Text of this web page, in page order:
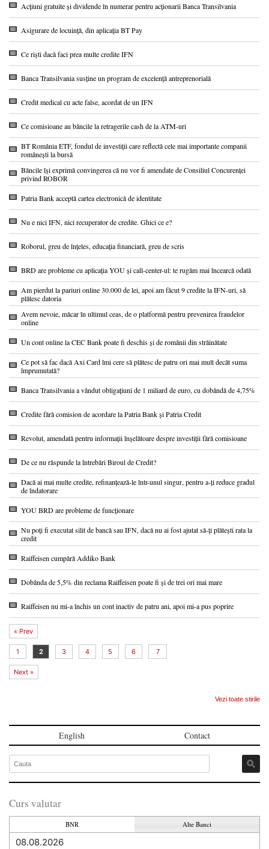
Acțiuni gratuite și dividende în numerar pentru acționarii Banca Transilvania
Asigurare de locuință, din aplicația BT Pay
Ce riști dacă faci prea multe credite IFN
Banca Transilvania susține un program de excelență antreprenorială
Credit medical cu acte false, acordat de un IFN
Ce comisioane au băncile la retragerile cash de la ATM-uri
BT România ETF, fondul de investiții care reflectă cele mai importante companii
românești la bursă
Băncile își exprimă convingerea că nu vor fi amendate de Consiliul Concurenței
privind ROBOR
Patria Bank acceptă cartea electronică de identitate
Nu e nici IFN, nici recuperator de credite. Ghici ce e?
Roborul, greu de înțeles, educația financiară, greu de scris
BRD are probleme cu aplicația YOU și call-center-ul: te rugăm mai încearcă odată
Am pierdut la pariuri online 30.000 de lei, apoi am făcut 9 credite la IFN-uri, să
plătesc datoria
Avem nevoie, măcar în ultimul ceas, de o platformă pentru prevenirea fraudelor
online
Un cont online la CEC Bank poate fi deschis și de românii din străinătate
Ce pot să fac dacă Axi Card îmi cere să plătesc de patru ori mai mult decât suma
împrumutată?
Banca Transilvania a vândut obligațiuni de 1 miliard de euro, cu dobândă de 4,75%
Credite fără comision de acordare la Patria Bank și Patria Credit
Revolut, amendată pentru informații înșelătoare despre investiții fără comisioane
De ce nu răspunde la întrebări Biroul de Credit?
Dacă ai mai multe credite, refinanțează-le într-unul singur, pentru a-ți reduce gradul
de îndatorare
YOU BRD are probleme de funcționare
Nu poți fi executat silit de bancă sau IFN, dacă nu ai fost ajutat să-ți plătești rata la
credit
Raiffeisen cumpără Addiko Bank
Dobânda de 5,5% din reclama Raiffeisen poate fi și de trei ori mai mare
Raiffeisen nu mi-a închis un cont inactiv de patru ani, apoi mi-a pus poprire
« Prev
1 2 3 4 5 6 7
Next »
Vezi toate stirile
English Contact
Curs valutar
BNR Alte Banci
08.08.2026